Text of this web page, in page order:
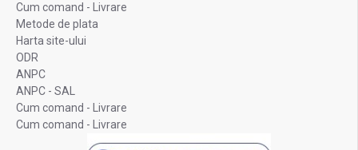
Cum comand - Livrare
Metode de plata
Harta site-ului
ODR
ANPC
ANPC - SAL
Cum comand - Livrare
Cum comand - Livrare